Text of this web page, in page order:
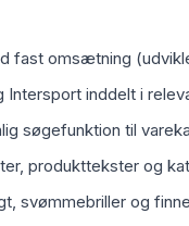
fast omsætning
Intersport inddelt i
søgefunktion til
produkttekster og
svømmebriller og